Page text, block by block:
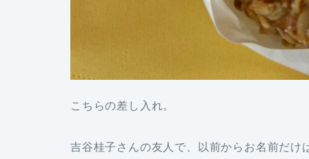
こちらの差し入れ。
吉谷桂子さんの友人で、以前からお名前だ